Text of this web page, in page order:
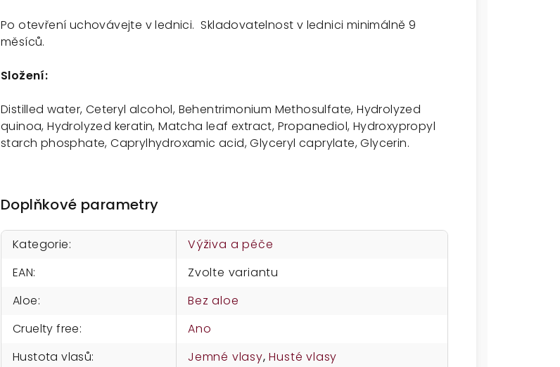
Po otevření uchovávejte v lednici. Skladovatelnost v lednici minimálně 9
měsíců.
Složení:
Distilled water, Ceteryl alcohol, Behentrimonium Methosulfate, Hydrolyzed
quinoa, Hydrolyzed keratin, Matcha leaf extract, Propanediol, Hydroxypropyl
starch phosphate, Caprylhydroxamic acid, Glyceryl caprylate, Glycerin.
Doplňkové parametry
Kategorie:
Výživa a péče
EAN:
Zvolte variantu
Aloe:
Bez aloe
Cruelty free:
Ano
Hustota vlasů: Jemné vlasy,Husté vlasy